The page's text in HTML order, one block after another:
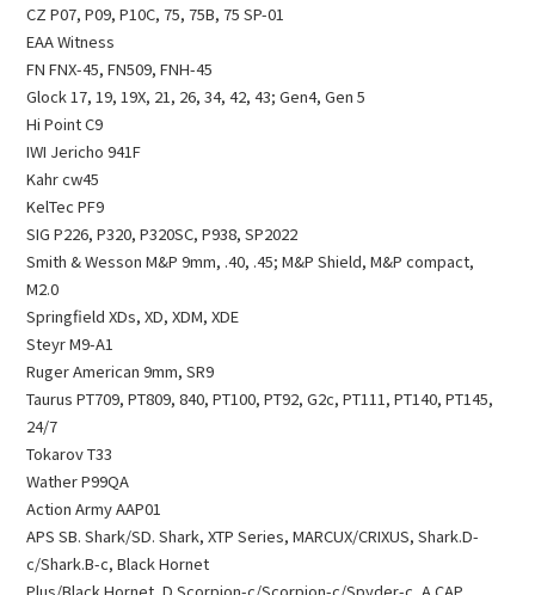
CZ P07, P09, P10C, 75, 75B, 75 SP-01
EAA Witness
FN FNX-45, FN509, FNH-45
Glock 17, 19, 19X, 21, 26, 34, 42, 43; Gen4, Gen 5
Hi Point C9
IWI Jericho 941F
Kahr cw45
KelTec PF9
SIG P226, P320, P320SC, P938, SP2022
Smith & Wesson M&P 9mm, .40, .45; M&P Shield, M&P compact,
M2.0
Springfield XDs, XD, XDM, XDE
Steyr M9-A1
Ruger American 9mm, SR9
Taurus PT709, PT809, 840, PT100, PT92, G2c, PT111, PT140, PT145,
24/7
Tokarov T33
Wather P99QA
Action Army AAP01
APS SB. Shark/SD. Shark, XTP Series, MARCUX/CRIXUS, Shark.D-
c/Shark.B-c, Black Hornet